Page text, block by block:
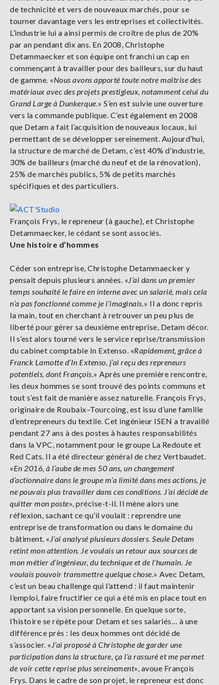
de technicité et vers de nouveaux marchés, pour se
tourner davantage vers les entreprises et collectivités.
L’industrie lui a ainsi permis de croître de plus de 20%
par an pendant dix ans. En 2008, Christophe
Detammaecker et son équipe ont franchi un cap en
commençant à travailler pour des bailleurs, sur du haut
de gamme. «Nous avons apporté toute notre maîtrise des
matériaux avec des projets prestigieux, notamment celui du
Grand Large à Dunkerque. » S’en est suivie une ouverture
vers la commande publique. C’est également en 2008
que Detam a fait l’acquisition de nouveaux locaux, lui
permettant de se développer sereinement. Aujourd’hui,
la structure de marché de Detam, c’est 40% d’industrie,
30% de bailleurs (marché du neuf et de la rénovation),
25% de marchés publics, 5% de petits marchés
spécifiques et des particuliers.
François Frys, le repreneur (à gauche), et Christophe
Detammaecker, le cédant se sont associés.
Une histoire d’hommes
Céder son entreprise, Christophe Detammaecker y
pensait depuis plusieurs années. « J’ai dans un premier
temps souhaité le faire en interne avec un salarié, mais cela
n’a pas fonctionné comme je l’imaginais. » Il a donc repris
la main, tout en cherchant à retrouver un peu plus de
liberté pour gérer sa deuxième entreprise, Detam décor.
Il s’est alors tourné vers le service reprise/transmission
du cabinet comptable In Extenso. «Rapidement, grâce à
Franck Lamotte d’In Extenso, j’ai reçu des repreneurs
potentiels, dont François. » Après une première rencontre,
les deux hommes se sont trouvé des points communs et
tout s’est fait de manière assez naturelle. François Frys,
originaire de Roubaix–Tourcoing, est issu d’une famille
d’entrepreneurs du textile. Cet ingénieur ISEN a travaillé
pendant 27 ans à des postes à hautes responsabilités
dans la VPC, notamment pour le groupe La Redoute et
Red Cats. Il a été directeur général de chez Vertbaudet.
«En 2016, à l’aube de mes 50 ans, un changement
d’actionnaire dans le groupe m’a limité dans mes actions, je
ne pouvais plus travailler dans ces conditions. J’ai décidé de
quitter mon poste», précise-t-il. Il mène alors une
réflexion, sachant ce qu’il voulait : reprendre une
entreprise de transformation ou dans le domaine du
bâtiment. « J’ai analysé plusieurs dossiers. Seule Detam
retint mon attention. Je voulais un retour aux sources de
mon métier d’ingénieur, du technique et de l’humain. Je
voulais pouvoir transmettre quelque chose. » Avec Detam,
c’est un beau challenge qui l’attend : il faut maintenir
l’emploi, faire fructifier ce qui a été mis en place tout en
apportant sa vision personnelle. En quelque sorte,
l’histoire se répète pour Detam et ses salariés… à une
différence près : les deux hommes ont décidé de
s’associer. « J’ai proposé à Christophe de garder une
participation dans la structure, ça l’a rassuré et me permet
de voir cette reprise plus sereinement», avoue François
Frys. Dans le cadre de son projet, le repreneur est donc